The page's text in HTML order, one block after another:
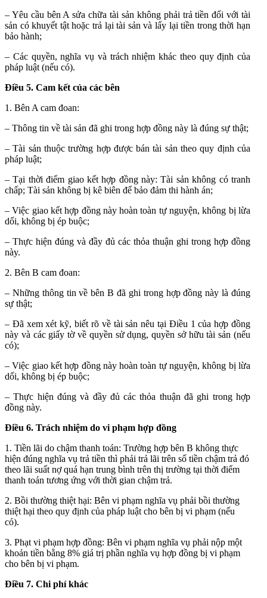
– Yêu cầu bên A sửa chữa tài sản không phải trả tiền đối với tài
sản có khuyết tật hoặc trả lại tài sản và lấy lại tiền trong thời hạn
bảo hành;
– Các quyền, nghĩa vụ và trách nhiệm khác theo quy định của
pháp luật (nếu có).
Điều 5. Cam kết của các bên
1. Bên A cam đoan:
– Thông tin về tài sản đã ghi trong hợp đồng này là đúng sự thật;
– Tài sản thuộc trường hợp được bán tài sản theo quy định của
pháp luật;
– Tại thời điểm giao kết hợp đồng này: Tài sản không có tranh
chấp; Tài sản không bị kê biên để bảo đảm thi hành án;
– Việc giao kết hợp đồng này hoàn toàn tự nguyện, không bị lừa
dối, không bị ép buộc;
– Thực hiện đúng và đầy đủ các thỏa thuận ghi trong hợp đồng
này.
2. Bên B cam đoan:
– Những thông tin về bên B đã ghi trong hợp đồng này là đúng
sự thật;
– Đã xem xét kỹ, biết rõ về tài sản nêu tại Điều 1 của hợp đồng
này và các giấy tờ về quyền sử dụng, quyền sở hữu tài sản (nếu
có);
– Việc giao kết hợp đồng này hoàn toàn tự nguyện, không bị lừa
dối, không bị ép buộc;
– Thực hiện đúng và đầy đủ các thỏa thuận đã ghi trong hợp
đồng này.
Điều 6. Trách nhiệm do vi phạm hợp đồng
1. Tiền lãi do chậm thanh toán: Trường hợp bên B không thực
hiện đúng nghĩa vụ trả tiền thì phải trả lãi trên số tiền chậm trả đó
theo lãi suất nợ quá hạn trung bình trên thị trường tại thời điểm
thanh toán tương ứng với thời gian chậm trả.
2. Bồi thường thiệt hại: Bên vi phạm nghĩa vụ phải bồi thường
thiệt hại theo quy định của pháp luật cho bên bị vi phạm (nếu
có).
3. Phạt vi phạm hợp đồng: Bên vi phạm nghĩa vụ phải nộp một
khoản tiền bằng 8% giá trị phần nghĩa vụ hợp đồng bị vi phạm
cho bên bị vi phạm.
Điều 7. Chi phí khác